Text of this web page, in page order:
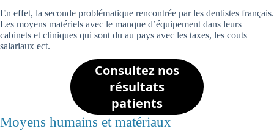
En effet, la seconde problématique rencontrée par les dentistes français.
Les moyens matériels avec le manque d’équipement dans leurs
cabinets et cliniques qui sont du au pays avec les taxes, les couts
salariaux ect.
Consultez nos
résultats
patients
Moyens humains et matériaux